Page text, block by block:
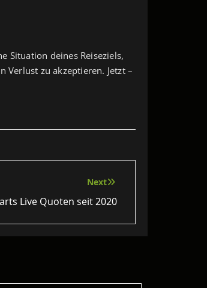
Situation deines Reiseziels,
Verlust zu akzeptieren. Jetzt –
Next
Live Quoten seit 2020